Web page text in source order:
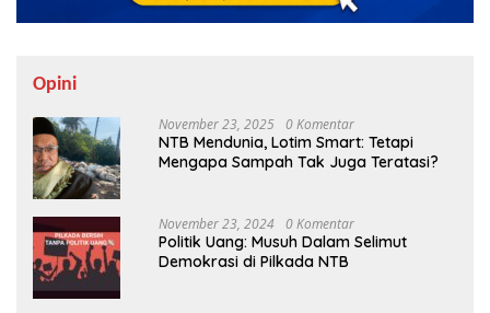
Opini
November 23, 2025 0 Komentar
NTB Mendunia, Lotim Smart: Tetapi
Mengapa Sampah Tak Juga Teratasi?
November 23, 2024 0 Komentar
Politik Uang: Musuh Dalam Selimut
Demokrasi di Pilkada NTB